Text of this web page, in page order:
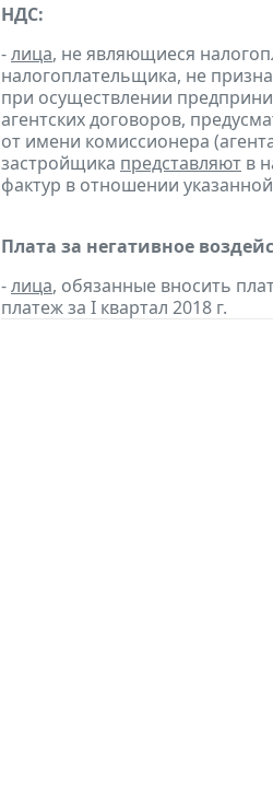
НДС:
-лица, не являющиеся
налогоплательщика, не
при осуществлении
агентских договоров,
от имени комиссионера
застройщика представляют в
фактур в отношении
Плата за негативное
-лица, обязанные вносить
платеж за I квартал 2018 г.